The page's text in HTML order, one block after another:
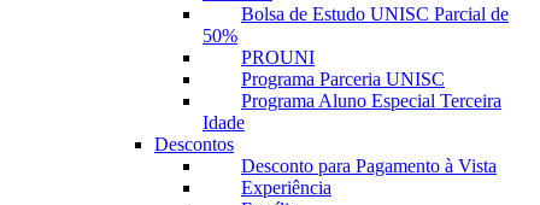
Bolsa de Estudo UNISC Parcial de
50%
PROUNI
Programa Parceria UNISC
Programa Aluno Especial Terceira
Idade
Descontos
Desconto para Pagamento à Vista
Experiência